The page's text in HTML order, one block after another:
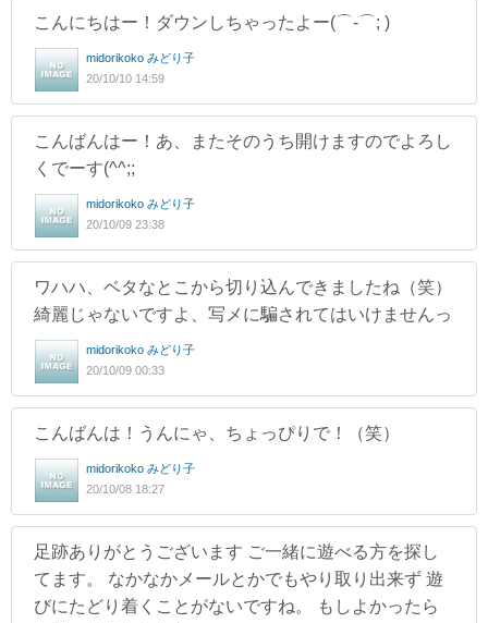
こんにちはー！ダウンしちゃったよー(⌒-⌒; )
midorikoko みどり子
20/10/10 14:59
こんばんはー！あ、またそのうち開けますのでよろし
くでーす(^^;;
midorikoko みどり子
20/10/09 23:38
ワハハ、ベタなとこから切り込んできましたね（笑）
綺麗じゃないですよ、写メに騙されてはいけませんっ
midorikoko みどり子
20/10/09 00:33
こんばんは！うんにゃ、ちょっぴりで！（笑）
midorikoko みどり子
20/10/08 18:27
足跡ありがとうございます ご一緒に遊べる方を探し
てます。 なかなかメールとかでもやり取り出来ず 遊
びにたどり着くことがないですね。 もしよかったら